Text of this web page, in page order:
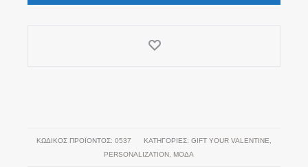
ΚΩΔΙΚΌΣ ΠΡΟΪΌΝΤΟΣ: 0537 ΚΑΤΗΓΟΡΊΕΣ: GIFT YOUR VALENTINE
PERSONALIZATION
ΜΟΔΑ